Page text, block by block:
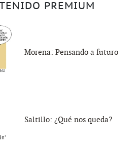
PREMIUM
Morena: Pensando a futuro
Saltillo: ¿Qué nos queda?